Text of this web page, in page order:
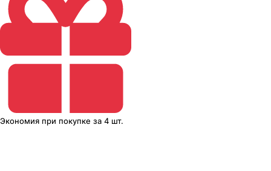
Экономия при покупке за 4 шт.